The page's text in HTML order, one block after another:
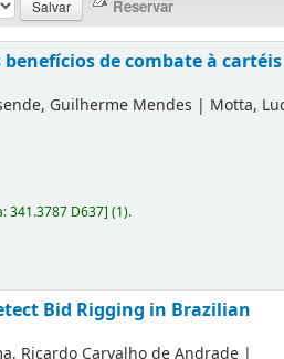
de combate à
Guilherme Mendes | Motta,
341.3787 D637](1).
Bid Rigging in Brazilian